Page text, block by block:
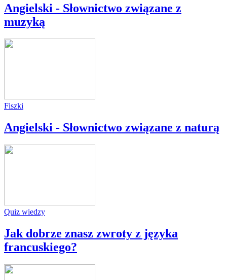
Angielski - Słownictwo związane z
muzyką
Fiszki
Angielski - Słownictwo związane z naturą
Quiz wiedzy
Jak dobrze znasz zwroty z języka
francuskiego?